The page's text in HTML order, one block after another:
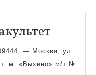
— Москва, ул.
м. «Выхино» м/т №